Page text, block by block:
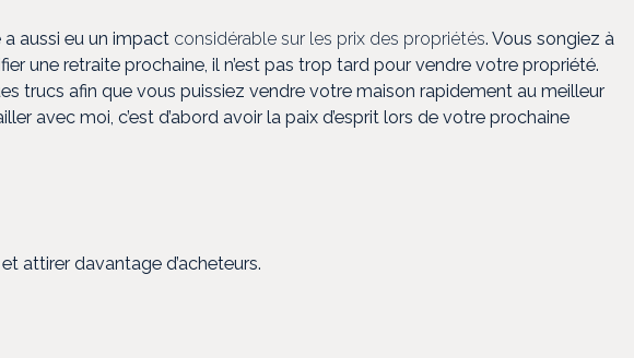
aussi eu un impact considérable sur les prix des propriétés. Vous songiez à
une retraite prochaine, il n’est pas trop tard pour vendre votre propriété.
trucs afin que vous puissiez vendre votre maison rapidement au meilleur
avec moi, c’est d’abord avoir la paix d’esprit lors de votre prochaine
attirer davantage d’acheteurs.